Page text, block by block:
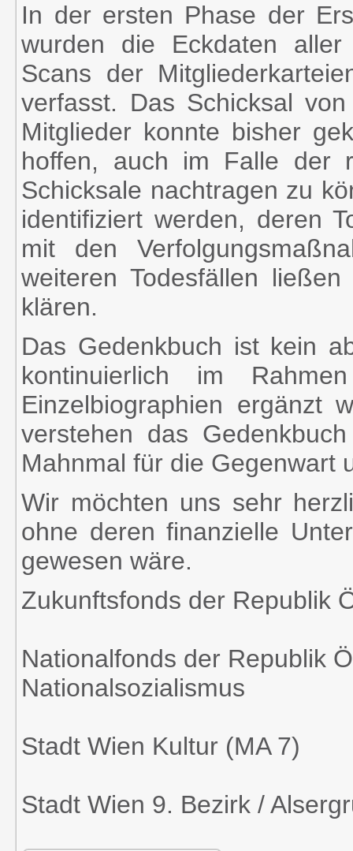
In der ersten Phase der
wurden die Eckdaten aller
Scans der
verfasst. Das Schicksal
Mitglieder konnte bisher
hoffen, auch im Falle der
Schicksale nachtragen zu
identifiziert werden, deren
mit den
weiteren Todesfällen
klären.
Das Gedenkbuch ist kein
kontinuierlich im
Einzelbiographien ergänzt
verstehen das
Mahnmal für die Gegenwart
Wir möchten uns sehr
ohne deren finanzielle
gewesen wäre.
Zukunftsfonds der Republik
Nationalfonds der Republik
Nationalsozialismus
Stadt Wien Kultur (MA 7)
Stadt Wien 9. Bezirk /